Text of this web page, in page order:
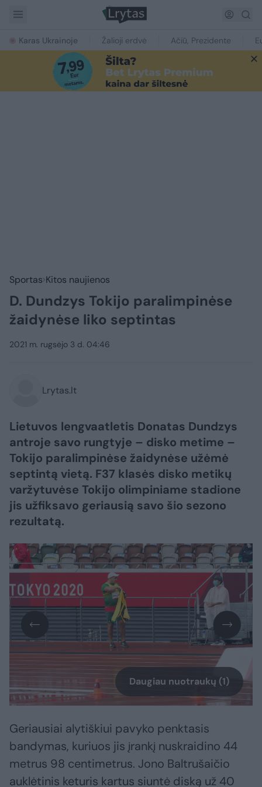
Karas Ukrainoje Žalioji erdvė Ačiū, Prezidente
Sportas Kitos naujienos
D. Dundzys Tokijo paralimpinėse
žaidynėse liko septintas
2021 m. rugsėjo 3 d. 04:46
Lrytas.lt
Lietuvos lengvaatletis Donatas Dundzys
antroje savo rungtyje – disko metime –
Tokijo paralimpinėse žaidynėse užėmė
septintą vietą. F37 klasės disko metikų
varžytuvėse Tokijo olimpiniame stadione
jis užfiksavo geriausią savo šio sezono
rezultatą.
Daugiau nuotraukų (1)
Geriausiai alytiškiui pavyko penktasis
bandymas, kuriuos jis įrankį nuskraidino 44
metrus 98 centimetrus. Jono Baltrušaičio
auklėtinis keturis kartus siuntė diską už 40